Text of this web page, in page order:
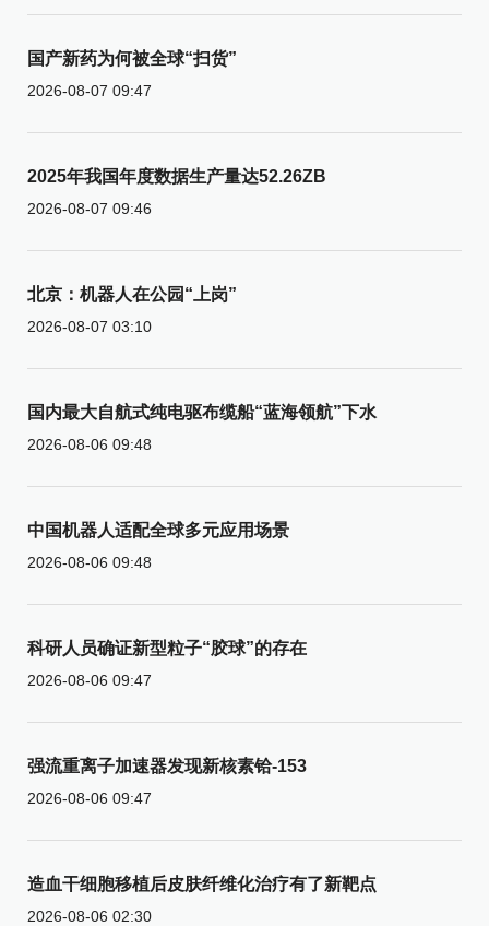
国产新药为何被全球“扫货”
2026-08-07 09:47
2025年我国年度数据生产量达52.26ZB
2026-08-07 09:46
北京：机器人在公园“上岗”
2026-08-07 03:10
国内最大自航式纯电驱布缆船“蓝海领航”下水
2026-08-06 09:48
中国机器人适配全球多元应用场景
2026-08-06 09:48
科研人员确证新型粒子“胶球”的存在
2026-08-06 09:47
强流重离子加速器发现新核素铪-153
2026-08-06 09:47
造血干细胞移植后皮肤纤维化治疗有了新靶点
2026-08-06 02:30